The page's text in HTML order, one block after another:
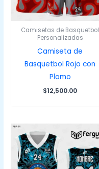
Camisetas de Basquetbol
Personalizadas
Camiseta de
Basquetbol Rojo con
Plomo
$12,500.00